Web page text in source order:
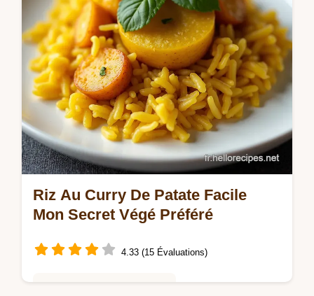
Riz Au Curry De Patate Facile
Mon Secret Végé Préféré
4.33 (15 Évaluations)